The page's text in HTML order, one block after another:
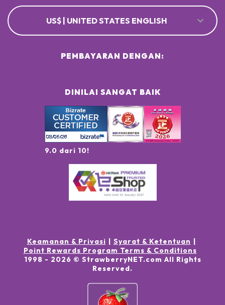
US$ | UNITED STATES ENGLISH
DINILAI SANGAT BAIK
9.0 dari 10!
PEMBAYARAN DENGAN:
Keamanan & Privasi
Syarat & Ketentuan
Point Rewards Program Terms & Conditions
1998 - 2026 © StrawberryNET.com All Rights
Reserved.